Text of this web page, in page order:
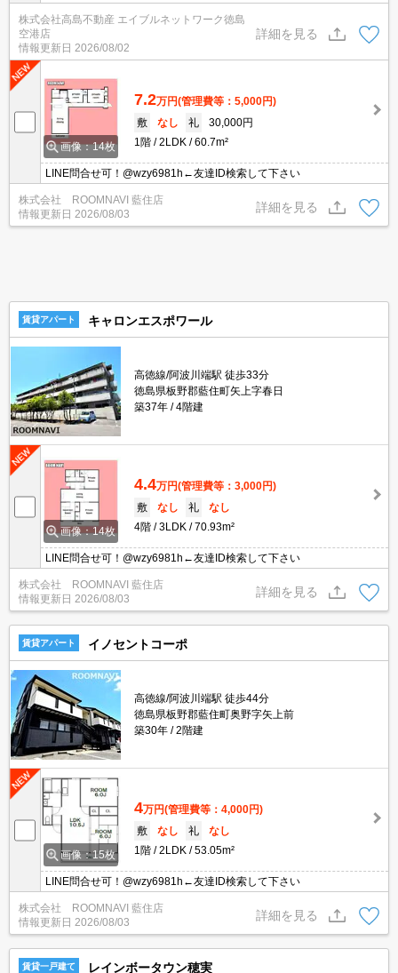
ファミリー様にもオススメの２ＬＤＫ！☆ ★エイブル徳島空港店
まで★電話088-699-1557 メールやＬＩＮＥのお問合せも可能で
す！
株式会社高島不動産 エイブルネットワーク徳島
空港店
情報更新日 2026/08/02
詳細を見る
画像：14枚
7.2万円(管理費等：5,000円)
敷
なし 礼
30,000円
1階
2LDK 60.7m²
LINE問合せ可！@wzy6981h←友達ID検索して下さい
株式会社 ROOMNAVI 藍住店
情報更新日 2026/08/03
詳細を見る
賃貸アパート キャロンエスポワール
高徳線/阿波川端駅 徒歩33分
徳島県板野郡藍住町矢上字春日
築37年
4階建
画像：14枚
4.4万円(管理費等：3,000円)
敷
なし 礼
なし
4階
3LDK 70.93m²
LINE問合せ可！@wzy6981h←友達ID検索して下さい
株式会社 ROOMNAVI 藍住店
情報更新日 2026/08/03
詳細を見る
賃貸アパート イノセントコーポ
高徳線/阿波川端駅 徒歩44分
徳島県板野郡藍住町奥野字矢上前
築30年
2階建
画像：15枚
4万円(管理費等：4,000円)
敷
なし 礼
なし
1階
2LDK 53.05m²
LINE問合せ可！@wzy6981h←友達ID検索して下さい
株式会社 ROOMNAVI 藍住店
情報更新日 2026/08/03
詳細を見る
賃貸一戸建て レインボータウン穂実